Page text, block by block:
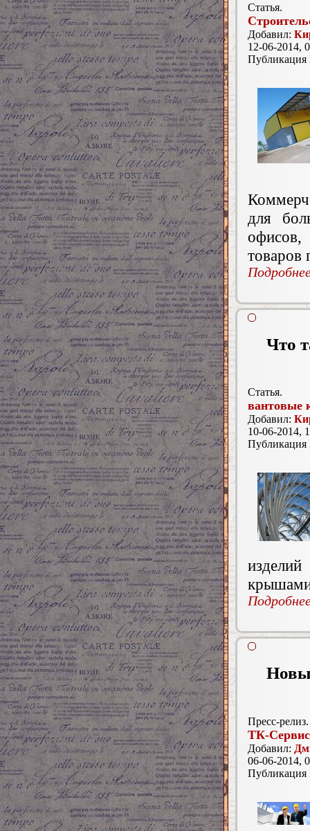
Статья.
Добавил:
12-06-2014,
для
товаров
Что
Статья.
вантовые
Добавил:
10-06-2014,
крышами
Пресс-релиз.
ТК-Сервис
Добавил:
06-06-2014,